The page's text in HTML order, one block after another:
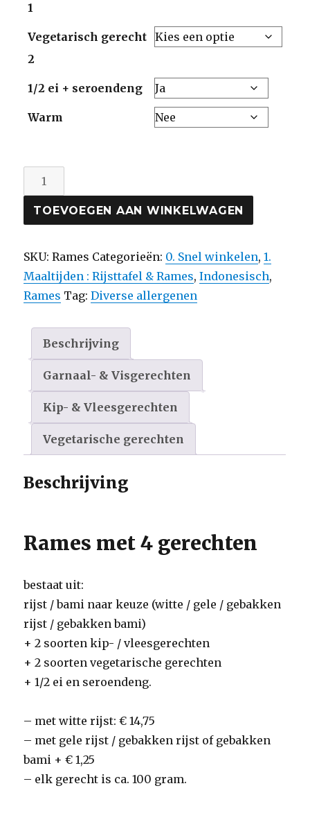
1
Vegetarisch gerecht
2
1/2 ei + seroendeng
Warm
Rames
met
aantal
TOEVOEGEN AAN WINKELWAGEN
SKU:Rames Categorieën: 0. Snel winkelen,1.
Maaltijden : Rijsttafel & Rames,Indonesisch,
Rames Tag:Diverse allergenen
Beschrijving
Garnaal- & Visgerechten
Kip- & Vleesgerechten
Vegetarische gerechten
Beschrijving
Rames met 4 gerechten
bestaat uit:
rijst / bami naar keuze (witte / gele / gebakken
rijst / gebakken bami)
+ 2 soorten kip- / vleesgerechten
+ 2 soorten vegetarische gerechten
+ 1/2 ei en seroendeng.
– met witte rijst: € 14,75
– met gele rijst / gebakken rijst of gebakken
bami + € 1,25
– elk gerecht is ca. 100 gram.